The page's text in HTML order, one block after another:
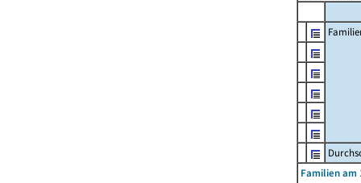
Familien am